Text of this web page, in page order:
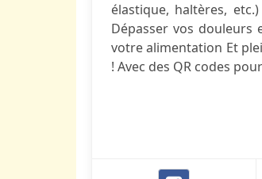
élastique, haltères,
Dépasser vos douleurs
votre alimentation Et
! Avec des QR codes